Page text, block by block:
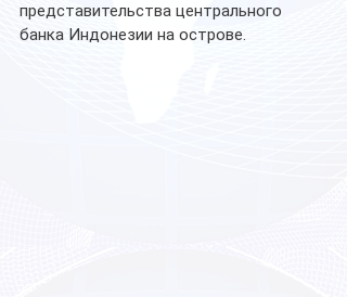
представительства центрального
банка Индонезии на острове.